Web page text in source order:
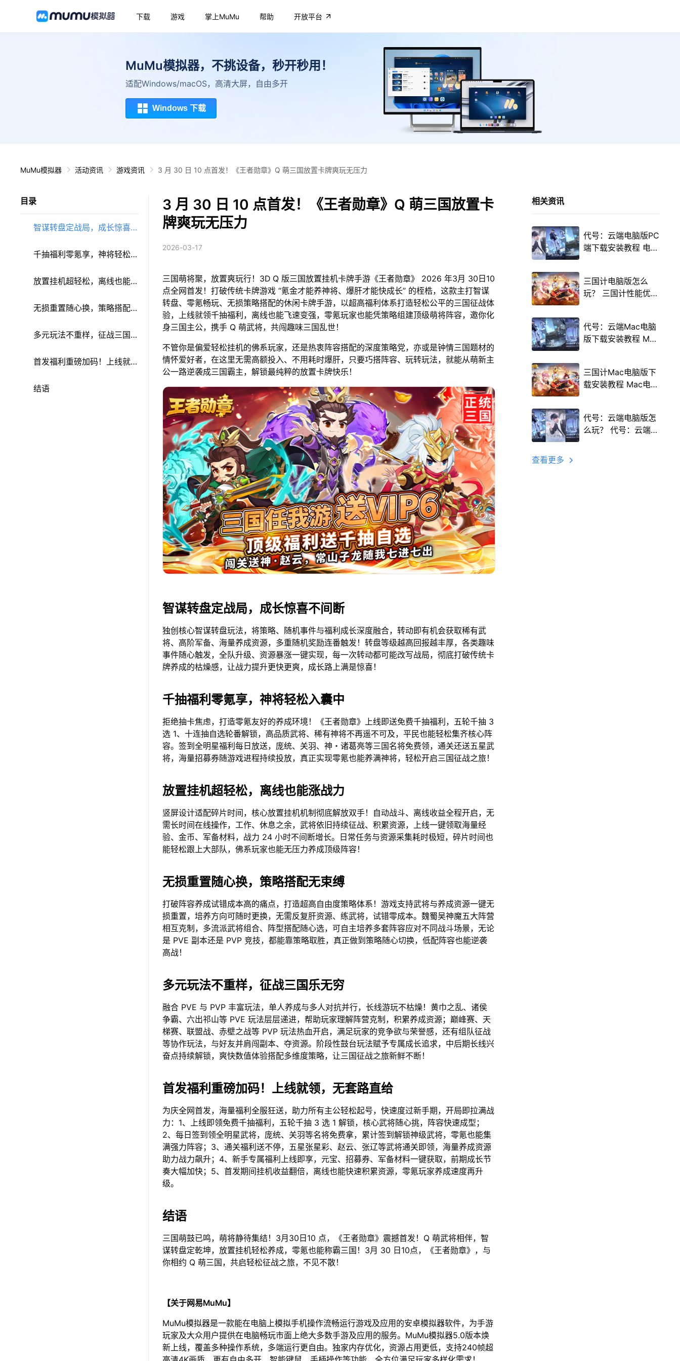
下载 游戏 掌上MuMu 帮助 开放平台
MuMu模拟器，不挑设备，秒开秒用！
适配Windows/macOS，高清大屏，自由多开
Windows 下载
MuMu模拟器 活动资讯 游戏资讯 3 月 30 日 10 点首发！《王者勋章》Q 萌三国放置卡牌爽玩无压力
目录
智谋转盘定战局，成长惊喜
不间断
千抽福利零氪享，神将轻松
入囊中
放置挂机超轻松，离线也能
涨战力
无损重置随心换，策略搭配
无束缚
多元玩法不重样，征战三国
乐无穷
首发福利重磅加码！上线就
领，无套路直给
结语
3 月 30 日 10 点首发！《王者勋章》Q 萌三国放置卡
牌爽玩无压力
2026-03-17
三国萌将聚，放置爽玩行！3D Q 版三国放置挂机卡牌手游《王者勋章》 2026 年3月 30日10
点全网首发！打破传统卡牌游戏 “氪金才能养神将、爆肝才能快成长” 的桎梏，这款主打智谋
转盘、零氪畅玩、无损策略搭配的休闲卡牌手游，以超高福利体系打造轻松公平的三国征战体
验，上线就领千抽福利，离线也能飞速变强，零氪玩家也能凭策略组建顶级萌将阵容，邀你化
身三国主公，携手 Q 萌武将，共闯趣味三国乱世！
不管你是偏爱轻松挂机的佛系玩家，还是热衷阵容搭配的深度策略党，亦或是钟情三国题材的
情怀爱好者，在这里无需高额投入、不用耗时爆肝，只要巧搭阵容、玩转玩法，就能从萌新主
公一路逆袭成三国霸主，解锁最纯粹的放置卡牌快乐！
智谋转盘定战局，成长惊喜不间断
独创核心智谋转盘玩法，将策略、随机事件与福利成长深度融合，转动即有机会获取稀有武
将、高阶军备、海量养成资源，多重随机奖励连番触发！转盘等级越高回报越丰厚，各类趣味
事件随心触发，全队升级、资源暴涨一键实现，每一次转动都可能改写战局，彻底打破传统卡
牌养成的枯燥感，让战力提升更快更爽，成长路上满是惊喜！
千抽福利零氪享，神将轻松入囊中
拒绝抽卡焦虑，打造零氪友好的养成环境！《王者勋章》上线即送免费千抽福利，五轮千抽 3
选 1、十连抽自选轮番解锁，高品质武将、稀有神将不再遥不可及，平民也能轻松集齐核心阵
容。签到全明星福利每日放送，庞统、关羽、神・诸葛亮等三国名将免费领，通关还送五星武
将，海量招募券随游戏进程持续投放，真正实现零氪也能养满神将，轻松开启三国征战之旅！
放置挂机超轻松，离线也能涨战力
竖屏设计适配碎片时间，核心放置挂机机制彻底解放双手！自动战斗、离线收益全程开启，无
需长时间在线操作，工作、休息之余，武将依旧持续征战、积累资源，上线一键领取海量经
验、金币、军备材料，战力 24 小时不间断增长。日常任务与资源采集耗时极短，碎片时间也
能轻松跟上大部队，佛系玩家也能无压力养成顶级阵容！
无损重置随心换，策略搭配无束缚
打破阵容养成试错成本高的痛点，打造超高自由度策略体系！游戏支持武将与养成资源一键无
损重置，培养方向可随时更换，无需反复肝资源、练武将，试错零成本。魏蜀吴神魔五大阵营
相互克制，多流派武将组合、阵型搭配随心选，可自主培养多套阵容应对不同战斗场景，无论
是 PVE 副本还是 PVP 竞技，都能靠策略取胜，真正做到策略随心切换，低配阵容也能逆袭
高战！
多元玩法不重样，征战三国乐无穷
融合 PVE 与 PVP 丰富玩法，单人养成与多人对抗并行，长线游玩不枯燥！黄巾之乱、诸侯
争霸、六出祁山等 PVE 玩法层层递进，帮助玩家理解阵营克制，积累养成资源；巅峰赛、天
梯赛、联盟战、赤壁之战等 PVP 玩法热血开启，满足玩家的竞争欲与荣誉感，还有组队征战
等协作玩法，与好友并肩闯副本、夺资源。阶段性鼓台玩法赋予专属成长追求，中后期长线兴
奋点持续解锁，爽快数值体验搭配多维度策略，让三国征战之旅新鲜不断！
首发福利重磅加码！上线就领，无套路直给
为庆全网首发，海量福利全服狂送，助力所有主公轻松起号，快速度过新手期，开局即拉满战
力：1、上线即领免费千抽福利，五轮千抽 3 选 1 解锁，核心武将随心挑，阵容快速成型；
2、每日签到领全明星武将，庞统、关羽等名将免费拿，累计签到解锁神级武将，零氪也能集
满强力阵容；3、通关福利送不停，五星张星彩、赵云、张辽等武将通关即领，海量养成资源
助力战力飙升；4、新手专属福利上线即享，元宝、招募券、军备材料一键获取，前期成长节
奏大幅加快；5、首发期间挂机收益翻倍，离线也能快速积累资源，零氪玩家养成速度再升
级。
结语
三国萌鼓已鸣，萌将静待集结！3月30日10 点，《王者勋章》震撼首发！Q 萌武将相伴，智
谋转盘定乾坤，放置挂机轻松养成，零氪也能称霸三国！3月 30 日10点，《王者勋章》，与
你相约 Q 萌三国，共启轻松征战之旅，不见不散！
【关于网易MuMu】
MuMu模拟器是一款能在电脑上模拟手机操作流畅运行游戏及应用的安卓模拟器软件，为手游
玩家及大众用户提供在电脑畅玩市面上绝大多数手游及应用的服务。MuMu模拟器5.0版本焕
新上线，覆盖多种操作系统，多端运行更自由。独家内存优化，资源占用更低，支持240帧超
相关资讯
代号：云端电脑版PC
端下载安装教程 电脑
三国计电脑版怎么
玩？ 三国计性能优化
程
代号：云端Mac电脑
版下载安装教程 Mac
三国计Mac电脑版下
载安装教程 Mac电脑
代号：云端电脑版怎
么玩？ 代号：云端性
查看更多